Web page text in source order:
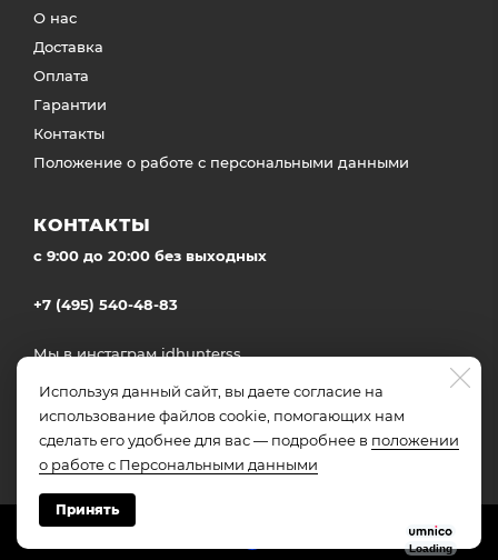
Используя данный сайт, вы даете согласие на
использование файлов cookie, помогающих нам
сделать его удобнее для вас — подробнее в положении
о работе с Персональными данными
Принять
О нас
Доставка
Оплата
Гарантии
Контакты
Положение о работе с персональными данными
КОНТАКТЫ
c 9:00 до 20:00 без выходных
+7 (495) 540-48-83
Мы в инстаграмidhunterss
Доставка во все регионы России
Loading